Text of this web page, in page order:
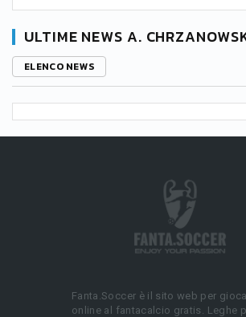
ULTIME NEWS A.
ELENCO NEWS
Fanta.Soccer è il sito web per
online al fantacalcio gratis. Leghe